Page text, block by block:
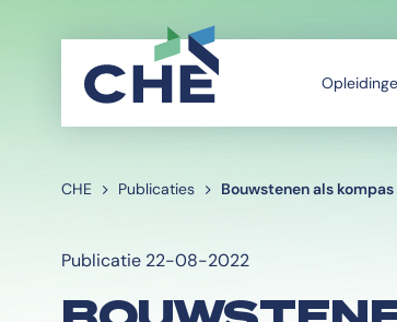
CHE Publicaties Bouwstenen als kompas
Publicatie 22-08-2022